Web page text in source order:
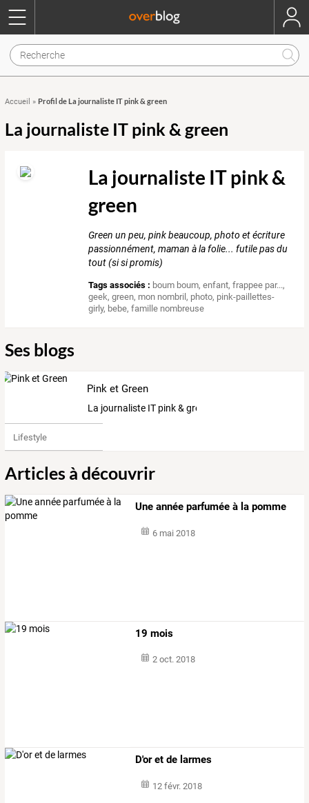
Accueil » Profil de La journaliste IT pink & green
La journaliste IT pink & green
La journaliste IT pink &
green
Green un peu, pink beaucoup, photo et écriture
passionnément, maman à la folie... futile pas du
tout (si si promis)
Tags associés : boum boum,enfant,frappee par...,
geek,green, mon nombril, photo, pink-paillettes-
girly, bebe,famille nombreuse
Ses blogs
Pink et Green
La journaliste IT pink & green
Lifestyle
Articles à découvrir
Une année parfumée à la pomme
6 mai 2018
19 mois
2 oct. 2018
D'or et de larmes
12 févr. 2018